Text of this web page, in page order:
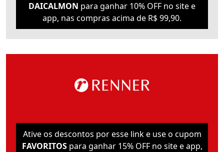
DAICALMON para ganhar 10% OFF no site e
app, nas compras acima de R$ 99,90.
Ative os descontos por esse link e use o cupom
FAVORITOSpara ganhar 15% OFF no site e app,